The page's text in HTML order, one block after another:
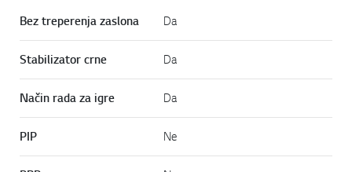
Bez treperenja zaslona Da
Stabilizator crne Da
Način rada za igre Da
PIP Ne